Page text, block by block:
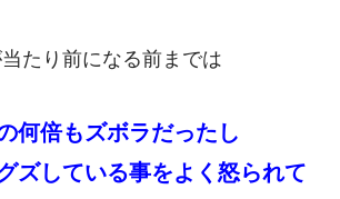
たり前になる前までは
何倍もズボラだったし
している事をよく怒られて